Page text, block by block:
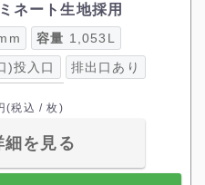
ネート生地採用
容量 1,053L
)投入口 排出口あり
(税込 / 枚)
細を見る